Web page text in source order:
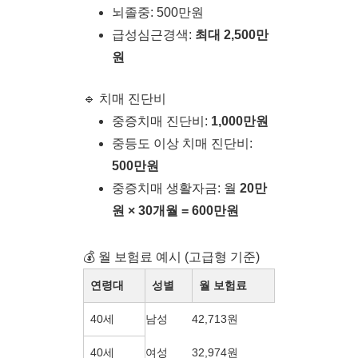
뇌졸중: 500만원
급성심근경색: 최대 2,500만
원
🔹 치매 진단비
중증치매 진단비: 1,000만원
중등도 이상 치매 진단비:
500만원
중증치매 생활자금: 월 20만
원 × 30개월 = 600만원
💰 월 보험료 예시 (고급형 기준)
연령대 성별 월 보험료
40세 남성 42,713원
40세 여성 32,974원